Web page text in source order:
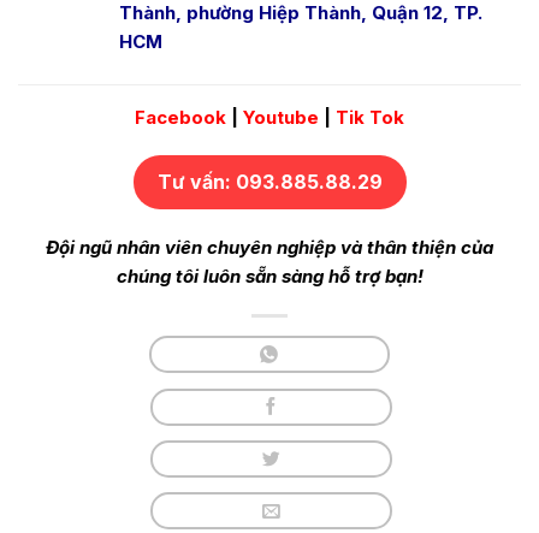
Thành, phường Hiệp Thành, Quận 12, TP.
HCM
Facebook Youtube Tik Tok
Tư vấn: 093.885.88.29
Đội ngũ nhân viên chuyên nghiệp và thân thiện của
chúng tôi luôn sẵn sàng hỗ trợ bạn!